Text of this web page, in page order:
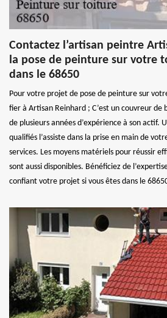
Contactez l’artisan peintre
la pose de peinture sur votre
dans le 68650
Pour votre projet de pose de peinture sur
fier à Artisan Reinhard ; C’est un couvreur de
de plusieurs années d’expérience à son actif.
qualifiés l’assiste dans la prise en main de
services. Les moyens matériels pour réussir
sont aussi disponibles. Bénéficiez de
confiant votre projet si vous êtes dans le